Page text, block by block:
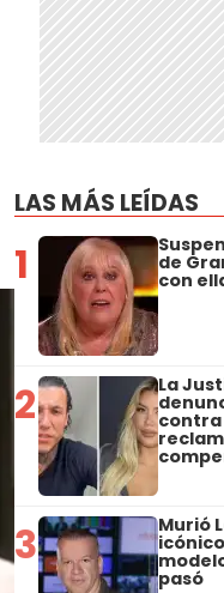
LAS MÁS LEÍDAS
1 de
con
2 La
contra
3 Murió
pasó